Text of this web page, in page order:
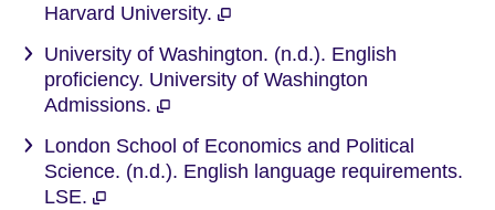
Harvard University.
University of Washington. (n.d.). English
proficiency. University of Washington
Admissions.
London School of Economics and Political
Science. (n.d.). English language requirements.
LSE.